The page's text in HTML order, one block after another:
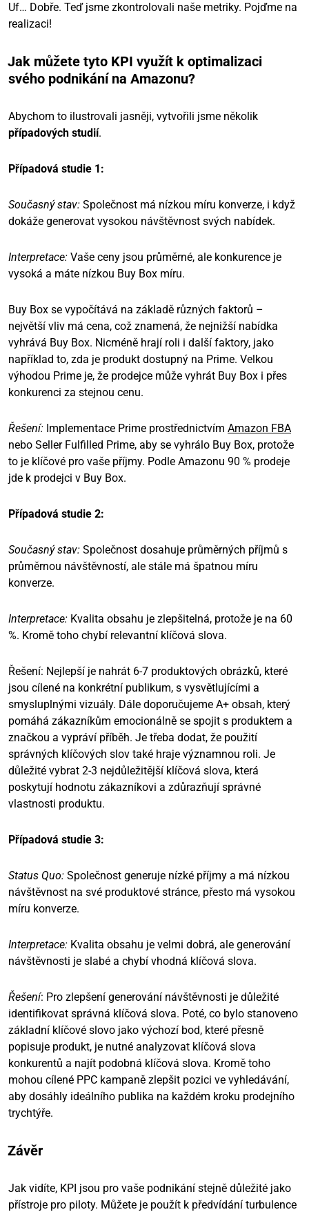
Uf… Dobře. Teď jsme zkontrolovali naše metriky. Pojďme na
realizaci!
Jak můžete tyto KPI využít k optimalizaci
svého podnikání na Amazonu?
Abychom to ilustrovali jasněji, vytvořili jsme několik
případových studií.
Případová studie 1:
Současný stav: Společnost má nízkou míru konverze, i když
dokáže generovat vysokou návštěvnost svých nabídek.
Interpretace: Vaše ceny jsou průměrné, ale konkurence je
vysoká a máte nízkou Buy Box míru.
Buy Box se vypočítává na základě různých faktorů –
největší vliv má cena, což znamená, že nejnižší nabídka
vyhrává Buy Box. Nicméně hrají roli i další faktory, jako
například to, zda je produkt dostupný na Prime. Velkou
výhodou Prime je, že prodejce může vyhrát Buy Box i přes
konkurenci za stejnou cenu.
Řešení: Implementace Prime prostřednictvím Amazon FBA
nebo Seller Fulfilled Prime, aby se vyhrálo Buy Box, protože
to je klíčové pro vaše příjmy. Podle Amazonu 90 % prodeje
jde k prodejci v Buy Box.
Případová studie 2:
Současný stav: Společnost dosahuje průměrných příjmů s
průměrnou návštěvností, ale stále má špatnou míru
konverze.
Interpretace: Kvalita obsahu je zlepšitelná, protože je na 60
%. Kromě toho chybí relevantní klíčová slova.
Řešení: Nejlepší je nahrát 6-7 produktových obrázků, které
jsou cílené na konkrétní publikum, s vysvětlujícími a
smysluplnými vizuály. Dále doporučujeme A+ obsah, který
pomáhá zákazníkům emocionálně se spojit s produktem a
značkou a vypráví příběh. Je třeba dodat, že použití
správných klíčových slov také hraje významnou roli. Je
důležité vybrat 2-3 nejdůležitější klíčová slova, která
poskytují hodnotu zákazníkovi a zdůrazňují správné
vlastnosti produktu.
Případová studie 3:
Status Quo: Společnost generuje nízké příjmy a má nízkou
návštěvnost na své produktové stránce, přesto má vysokou
míru konverze.
Interpretace: Kvalita obsahu je velmi dobrá, ale generování
návštěvnosti je slabé a chybí vhodná klíčová slova.
Řešení: Pro zlepšení generování návštěvnosti je důležité
identifikovat správná klíčová slova. Poté, co bylo stanoveno
základní klíčové slovo jako výchozí bod, které přesně
popisuje produkt, je nutné analyzovat klíčová slova
konkurentů a najít podobná klíčová slova. Kromě toho
mohou cílené PPC kampaně zlepšit pozici ve vyhledávání,
aby dosáhly ideálního publika na každém kroku prodejního
trychtýře.
Závěr
Jak vidíte, KPI jsou pro vaše podnikání stejně důležité jako
přístroje pro piloty. Můžete je použít k předvídání turbulence